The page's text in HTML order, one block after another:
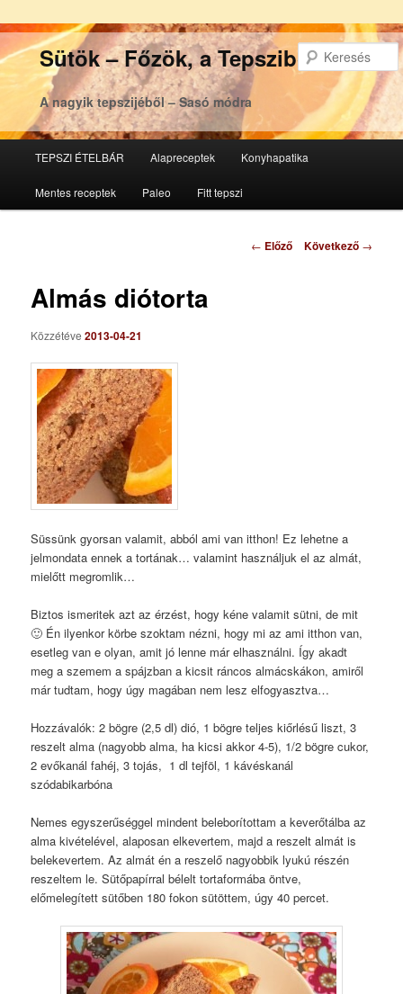
Sütök – Főzök, a Tepsziből
A nagyik tepszijéből – Sasó módra
Tovább
az
Tovább
a
TEPSZI ÉTELBÁR Alapreceptek Konyhapatika
Mentes receptek Paleo Fitt tepszi
Bejegyzés
← Előző Következő →
Almás diótorta
Közzétéve2013-04-21
Süssünk gyorsan valamit, abból ami van itthon! Ez lehetne a
jelmondata ennek a tortának… valamint használjuk el az almát,
mielőtt megromlik…
Biztos ismeritek azt az érzést, hogy kéne valamit sütni, de mit
🙂 Én ilyenkor körbe szoktam nézni, hogy mi az ami itthon van,
esetleg van e olyan, amit jó lenne már elhasználni. Így akadt
meg a szemem a spájzban a kicsit ráncos almácskákon, amiről
már tudtam, hogy úgy magában nem lesz elfogyasztva…
Hozzávalók: 2 bögre (2,5 dl) dió, 1 bögre teljes kiőrlésű liszt, 3
reszelt alma (nagyobb alma, ha kicsi akkor 4-5), 1/2 bögre cukor,
2 evőkanál fahéj, 3 tojás, 1 dl tejföl, 1 kávéskanál
szódabikarbóna
Nemes egyszerűséggel mindent beleborítottam a keverőtálba az
alma kivételével, alaposan elkevertem, majd a reszelt almát is
belekevertem. Az almát én a reszelő nagyobbik lyukú részén
reszeltem le. Sütőpapírral bélelt tortaformába öntve,
előmelegített sütőben 180 fokon sütöttem, úgy 40 percet.